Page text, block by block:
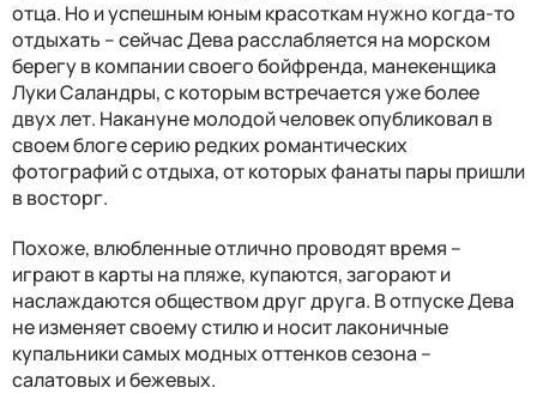
отца. Но и успешным юным красоткам нужно когда-то
отдыхать – сейчас Дева расслабляется на морском
берегу в компании своего бойфренда, манекенщика
Луки Саландры, с которым встречается уже более
двух лет. Накануне молодой человек опубликовал в
своем блоге серию редких романтических
фотографий с отдыха, от которых фанаты пары пришли
в восторг.
Похоже, влюбленные отлично проводят время –
играют в карты на пляже, купаются, загорают и
наслаждаются обществом друг друга. В отпуске Дева
не изменяет своему стилю и носит лаконичные
купальники самых модных оттенков сезона –
салатовых и бежевых.